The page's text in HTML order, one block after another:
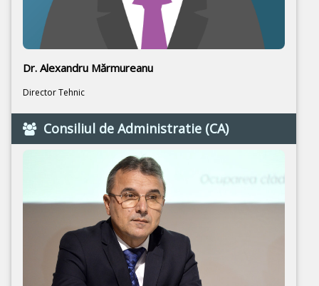
Dr. Alexandru Mărmureanu
Director Tehnic
Consiliul de Administratie (CA)